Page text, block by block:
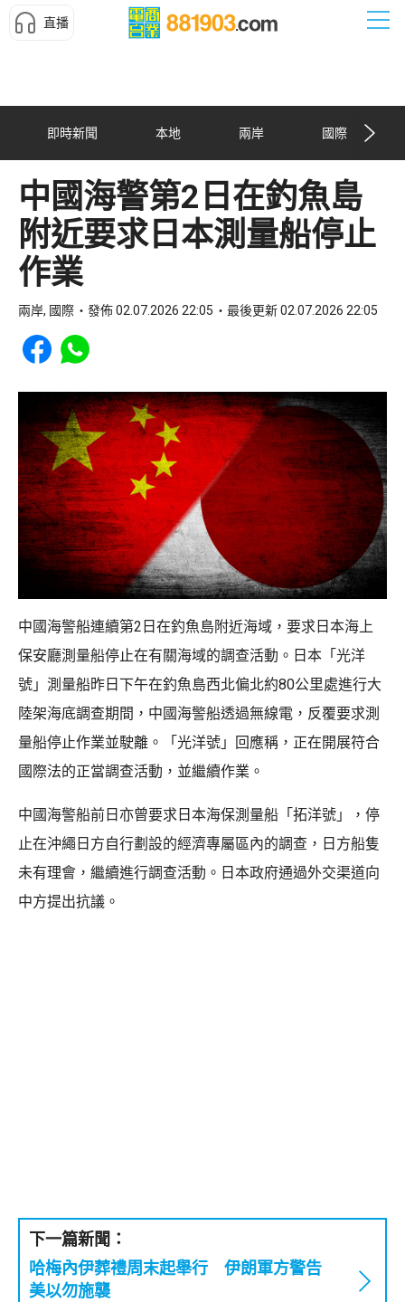
直播
即時新聞 本地 兩岸 國際
中國海警第2日在釣魚島
附近要求日本測量船停止
作業
兩岸, 國際 發佈 02.07.2026 22:05 最後更新 02.07.2026 22:05
Share to Facebook
Share to WhatsApp
中國海警船連續第2日在釣魚島附近海域，要求日本海上
保安廳測量船停止在有關海域的調查活動。日本「光洋
號」測量船昨日下午在釣魚島西北偏北約80公里處進行大
陸架海底調查期間，中國海警船透過無線電，反覆要求測
量船停止作業並駛離。「光洋號」回應稱，正在開展符合
國際法的正當調查活動，並繼續作業。
中國海警船前日亦曾要求日本海保測量船「拓洋號」，停
止在沖繩日方自行劃設的經濟專屬區內的調查，日方船隻
未有理會，繼續進行調查活動。日本政府通過外交渠道向
中方提出抗議。
下一篇新聞：
哈梅內伊葬禮周末起舉行 伊朗軍方警告
美以勿施襲